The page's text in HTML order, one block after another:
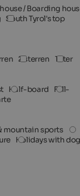
/ Boarding
South Tyrol's top
2 sterren 1 ster
Half-board
Full-
mountain sports
Holidays with